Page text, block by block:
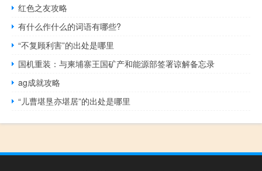
红色之友攻略
有什么作什么的词语有哪些?
“不复顾利害”的出处是哪里
国机重装：与柬埔寨王国矿产和能源部签署谅解备忘录
ag成就攻略
“儿曹堪垦亦堪居”的出处是哪里